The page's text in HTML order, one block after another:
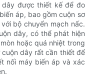
dây được thiết kế để đo
áp, bao gồm cuộn sơ
bộ chuyển mạch nấc.
dây, có thể phát hiện
hoặc quá nhiệt trong
dây rất cần thiết để
nối máy biến áp và xác